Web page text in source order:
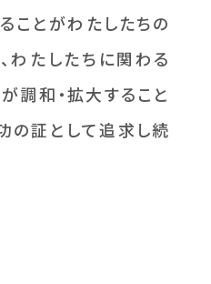
ことがわたしたちの
わたしたちに関わる
調和・拡大すること
の証として追求し続